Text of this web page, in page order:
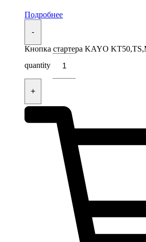
Подробнее
-
Кнопка стартера KAYO
quantity
+